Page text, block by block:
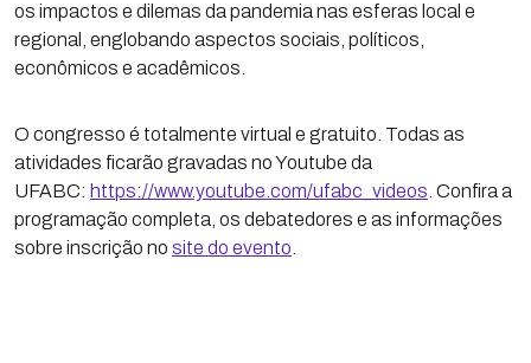
os impactos e dilemas da pandemia nas esferas local e
regional, englobando aspectos sociais, políticos,
econômicos e acadêmicos.
O congresso é totalmente virtual e gratuito. Todas as
atividades ficarão gravadas no Youtube da
UFABC: https://www.youtube.com/ufabc_videos . Confira a
programação completa, os debatedores e as informações
sobre inscrição no site do evento